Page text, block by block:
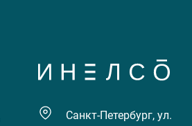
Санкт-Петербург, ул.